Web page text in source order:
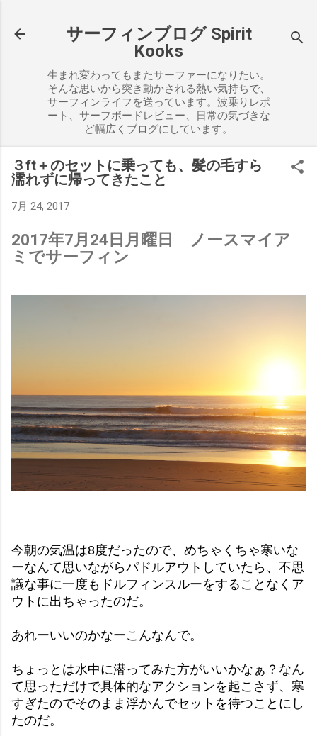
サーフィンブログ Spirit
Kooks
生まれ変わってもまたサーファーになりたい。
そんな思いから突き動かされる熱い気持ちで、
サーフィンライフを送っています。波乗りレポ
ート、サーフボードレビュー、日常の気づきな
ど幅広くブログにしています。
３ft＋のセットに乗っても、髪の毛すら
濡れずに帰ってきたこと
7月 24, 2017
2017年7月24日月曜日 ノースマイア
ミでサーフィン
今朝の気温は8度だったので、めちゃくちゃ寒いな
ーなんて思いながらパドルアウトしていたら、不思
議な事に一度もドルフィンスルーをすることなくア
ウトに出ちゃったのだ。
あれーいいのかなーこんなんで。
ちょっとは水中に潜ってみた方がいいかなぁ？なん
て思っただけで具体的なアクションを起こさず、寒
すぎたのでそのまま浮かんでセットを待つことにし
たのだ。